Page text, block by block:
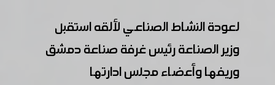
لعودة النشاط الصناعي لألقه استقبل
وزير الصناعة رئيس غرفة صناعة دمشق
وريفها وأعضاء مجلس ادارتها